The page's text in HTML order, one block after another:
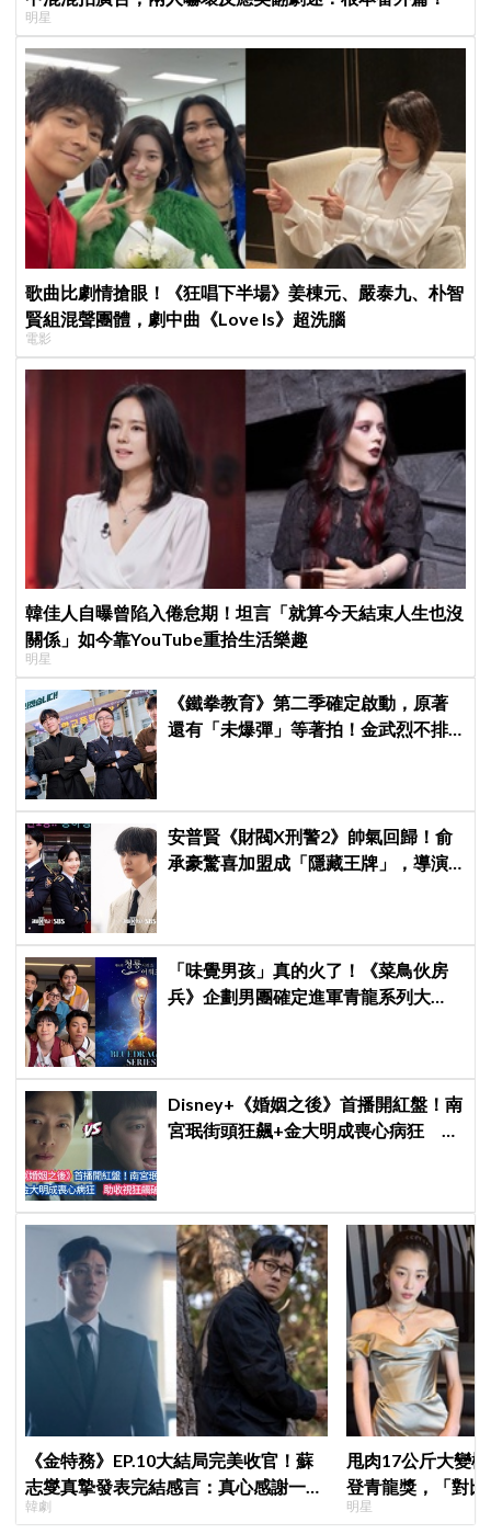
明星
歌曲比劇情搶眼！《狂唱下半場》姜棟元、嚴泰九、朴智
賢組混聲團體，劇中曲《Love Is》超洗腦
電影
韓佳人自曝曾陷入倦怠期！坦言「就算今天結束人生也沒
關係」如今靠YouTube重拾生活樂趣
明星
《鐵拳教育》第二季確定啟動，原著
還有「未爆彈」等著拍！金武烈不排
安普賢《財閥X刑警2》帥氣回歸！俞
承豪驚喜加盟成「隱藏王牌」，導演
「味覺男孩」真的火了！《菜鳥伙房
兵》企劃男團確定進軍青龍系列大
Disney+《婚姻之後》首播開紅盤！南
宮珉街頭狂飆+金大明成喪心病狂 助
《金特務》EP.10大結局完美收官！蘇
志燮真摯發表完結感言：真心感謝一路
陪伴我們到最後的觀眾
韓劇
甩肉17公斤大變
登青龍獎，「對
為不同人
明星